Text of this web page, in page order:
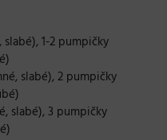
1-2 pumpičky
slabé), 2 pumpičky
slabé), 3 pumpičky